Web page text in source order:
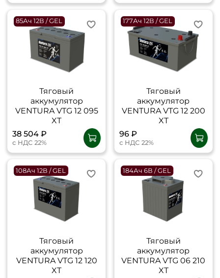
85Ач 12В / GEL
Тяговый
аккумулятор
VENTURA VTG 12 095
XT
38 504 ₽
с НДС 22%
177Ач 12В / GEL
Тяговый
аккумулятор
VENTURA VTG 12 200
XT
96 ₽
с НДС 22%
108Ач 12В / GEL
Тяговый
аккумулятор
VENTURA VTG 12 120
XT
184Ач 6В / GEL
Тяговый
аккумулятор
VENTURA VTG 06 210
XT